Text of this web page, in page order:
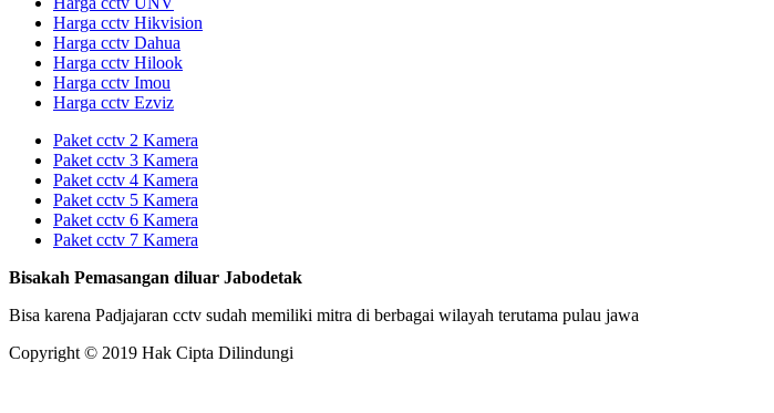
Harga cctv Hikvision
Harga cctv Dahua
Harga cctv Hilook
Harga cctv Imou
Harga cctv Ezviz
Paket cctv 2 Kamera
Paket cctv 3 Kamera
Paket cctv 4 Kamera
Paket cctv 5 Kamera
Paket cctv 6 Kamera
Paket cctv 7 Kamera
Bisakah Pemasangan diluar Jabodetak
Bisa karena Padjajaran cctv sudah memiliki mitra di berbagai wilayah terutama pulau jawa
Copyright © 2019 Hak Cipta Dilindungi